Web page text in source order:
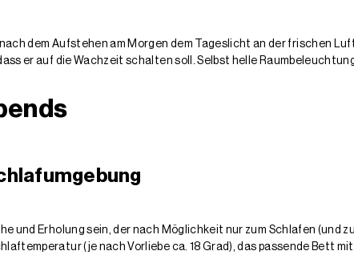
dem Aufstehen am Morgen dem Tageslicht an der frischen
er auf die Wachzeit schalten soll. Selbst helle
und Erholung sein, der nach Möglichkeit nur zum Schlafen (und
(je nach Vorliebe ca. 18 Grad), das passende Bett